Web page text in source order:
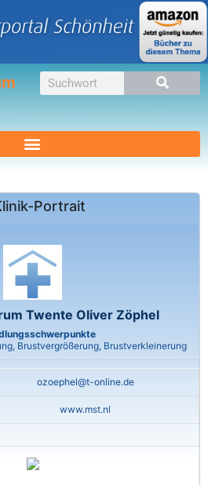
Suche
Portrait
Twente Oliver Zöphel
Brustvergrößerung, Brustverkleinerung
ozoephel@t-online.de
www.mst.nl